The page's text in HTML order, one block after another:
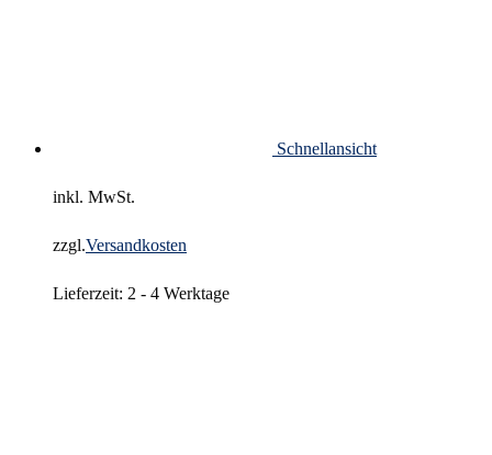
Schnellansicht
inkl. MwSt.
zzgl.Versandkosten
Lieferzeit: 2 - 4 Werktage